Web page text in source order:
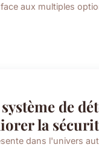
aux multiples
de
la
dans l'univers